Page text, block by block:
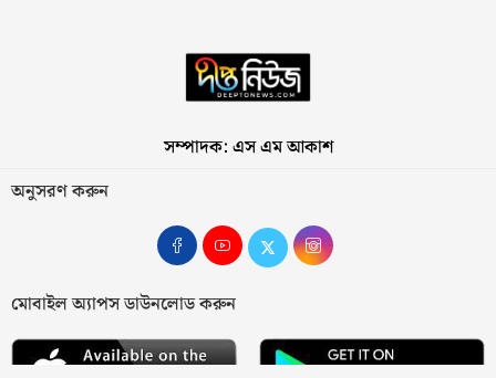
সম্পাদক: এস এম আকাশ
অনুসরণ করুন
মোবাইল অ্যাপস ডাউনলোড করুন